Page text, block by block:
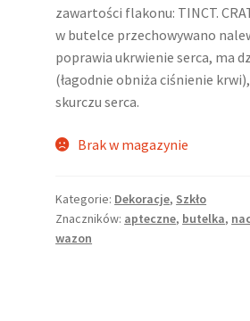
zawartości flakonu: TINCT.
w butelce przechowywano
poprawia ukrwienie serca, ma
(łagodnie obniża ciśnienie
skurczu serca.
Brak w magazynie
Kategorie: Dekoracje, Szkło
Znaczników: apteczne, butelka,
wazon